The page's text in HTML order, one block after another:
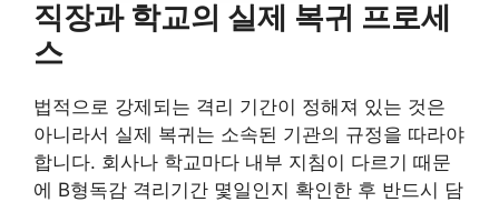
직장과 학교의 실제 복귀 프로세
스
법적으로 강제되는 격리 기간이 정해져 있는 것은
아니라서 실제 복귀는 소속된 기관의 규정을 따라야
합니다. 회사나 학교마다 내부 지침이 다르기 때문
에 B형독감 격리기간 몇일인지 확인한 후 반드시 담